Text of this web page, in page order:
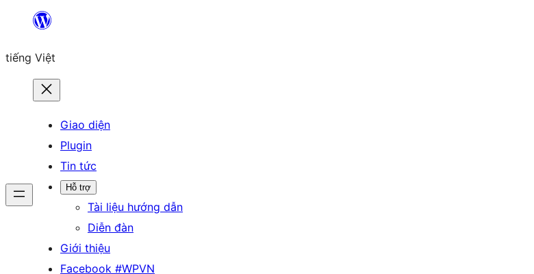
Chuyển
phần
tiếng Việt
Giao diện
Plugin
Tin tức
Hỗ trợ
Tài liệu hướng dẫn
Diễn đàn
Giới thiệu
Facebook #WPVN